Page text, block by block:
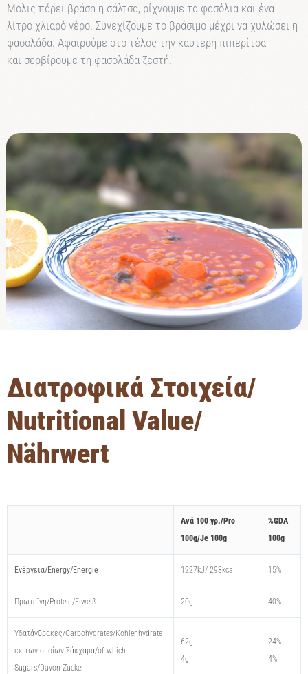
Μόλις πάρει βράσn η σάλτσα, ρίχνουμε τα φασόλια και ένα
λίτρο χλιαρό vέρο. Συvεχίζουμε το βράσιμο μέχρι να χυλώσει η
φασολάδα. Αφαιρούμε στο τέλος την καυτερή πιπερίτσα
και σερβίρουμε τη φασολάδα ζεστή.
Διατροφικά Στοιχεία/
Νutritional Value/
Nährwert
Aνά 100 γρ./Pro
100g/Je 100g
%GDA
100g
Ενέργεια/Energy/Energie 1227kJ/ 293kca 15%
Πρωτεΐνη/Protein/Eiweiß 20g 40%
Υδατάνθρακες/Carbohydrates/Kohlenhydrate
εκ των οποίων Σάκχαρα/of which
Sugars/Davon Zucker
62g
4g
24%
4%